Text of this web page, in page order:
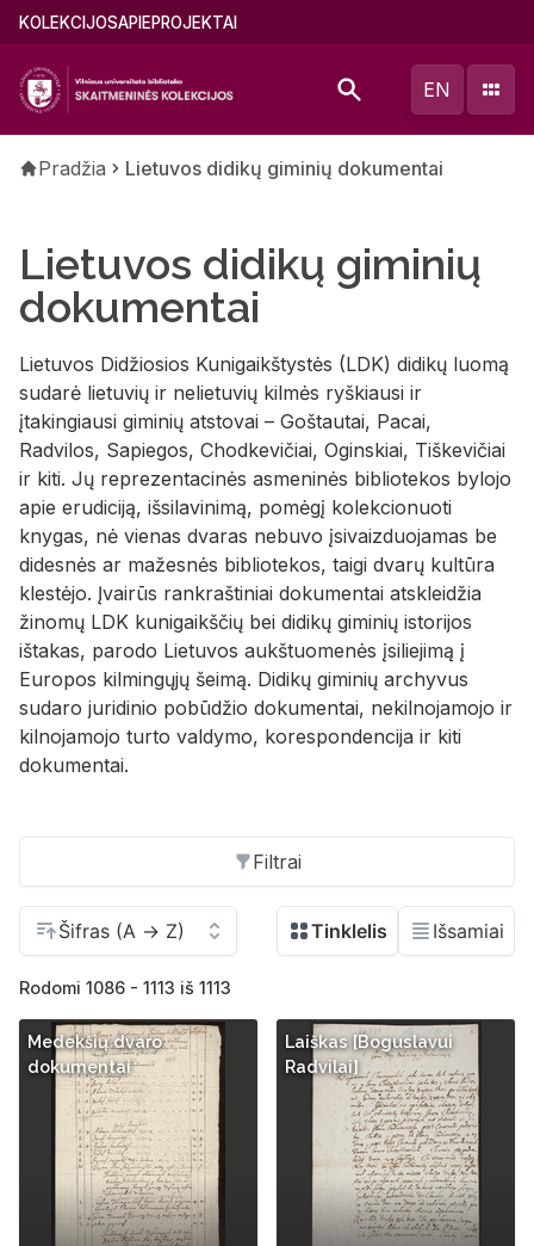
Pereiti
pagrindinį
turinį
Main
(lithuanian)
KOLEKCIJOSAPIEPROJEKTAI
EN
Kelias
Pradžia Lietuvos didikų giminių dokumentai
Lietuvos didikų giminių
dokumentai
Lietuvos Didžiosios Kunigaikštystės (LDK) didikų luomą
sudarė lietuvių ir nelietuvių kilmės ryškiausi ir
įtakingiausi giminių atstovai – Goštautai, Pacai,
Radvilos, Sapiegos, Chodkevičiai, Oginskiai, Tiškevičiai
ir kiti. Jų reprezentacinės asmeninės bibliotekos bylojo
apie erudiciją, išsilavinimą, pomėgį kolekcionuoti
knygas, nė vienas dvaras nebuvo įsivaizduojamas be
didesnės ar mažesnės bibliotekos, taigi dvarų kultūra
klestėjo. Įvairūs rankraštiniai dokumentai atskleidžia
žinomų LDK kunigaikščių bei didikų giminių istorijos
ištakas, parodo Lietuvos aukštuomenės įsiliejimą į
Europos kilmingųjų šeimą. Didikų giminių archyvus
sudaro juridinio pobūdžio dokumentai, nekilnojamojo ir
kilnojamojo turto valdymo, korespondencija ir kiti
dokumentai.
Filtrai
Rodomi 1086 - 1113 iš 1113
Medekšių dvaro
dokumentai
Laiškas [Boguslavui
Radvilai]